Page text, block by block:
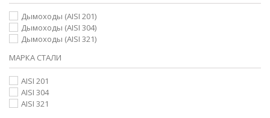
Дымоходы (AISI 201)
Дымоходы (AISI 304)
Дымоходы (AISI 321)
МАРКА СТАЛИ
AISI 201
AISI 304
AISI 321